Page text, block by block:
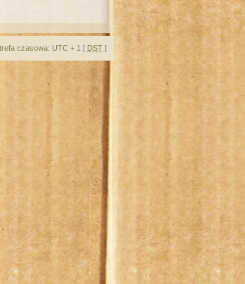
czasowa: UTC + 1 [ DST ]